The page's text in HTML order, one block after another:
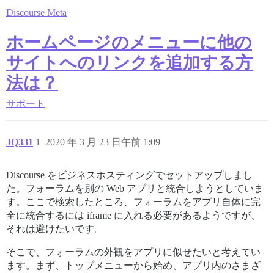
Discourse Meta
ホームページのメニューに他の
サイトへのリンクを追加する方
法は？
サポート
JQ331 2020 年 3 月 23 日午前 1:09
1
Discourse をビジネスホスティングでセットアップしまし
た。フォーラムを別の Web アプリと統合しようとしていま
す。ここで検索したところ、フォーラムをアプリ自体に完
全に統合するには iframe に入れる必要があるようですが、
それは避けたいです。
そこで、フォーラムの外観をアプリに似せたいと考えてい
ます。まず、トップメニューから始め、アプリ内のさまざ